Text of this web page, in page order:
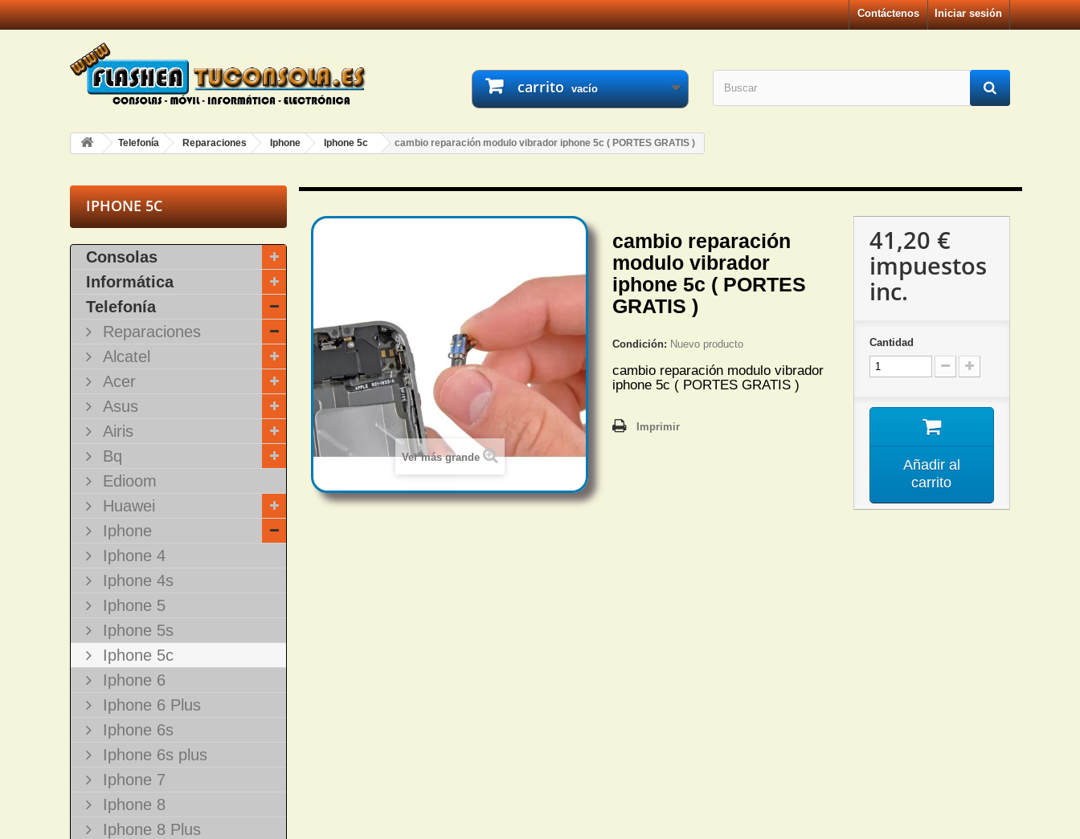
Iniciar sesión
Contáctenos
carrito vacío
Telefonía Reparaciones Iphone Iphone 5c cambio reparación modulo vibrador iphone 5c ( PORTES GRATIS )
IPHONE 5C
Consolas
Informática
Telefonía
Reparaciones
Alcatel
Acer
Asus
Airis
Bq
Edioom
Huawei
Iphone
Iphone 4
Iphone 4s
Iphone 5
Iphone 5s
Iphone 5c
Iphone 6
Iphone 6 Plus
Iphone 6s
Iphone 6s plus
Iphone 7
Iphone 8
Iphone 8 Plus
Ver más grande
cambio reparación
modulo vibrador
iphone 5c ( PORTES
GRATIS )
Condición: Nuevo producto
cambio reparación modulo vibrador
iphone 5c ( PORTES GRATIS )
Imprimir
41,20 €
impuestos
inc.
Cantidad
Añadir al
carrito